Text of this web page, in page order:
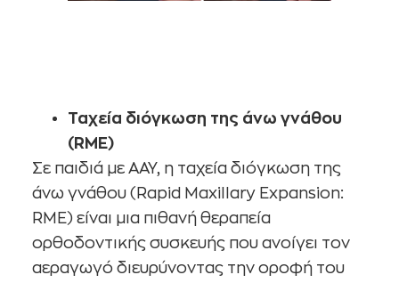
Ταχεία διόγκωση της άνω γνάθου
(RME)
Σε παιδιά με ΑΑΥ, η ταχεία διόγκωση της
άνω γνάθου (Rapid Maxillary Expansion:
RME) είναι μια πιθανή θεραπεία
ορθοδοντικής συσκευής που ανοίγει τον
αεραγωγό διευρύνοντας την οροφή του